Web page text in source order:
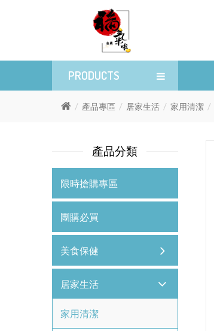
PRODUCTS
產品專區 居家生活 家用清潔
產品分類
限時搶購專區
團購必買
美食保健
居家生活
家用清潔